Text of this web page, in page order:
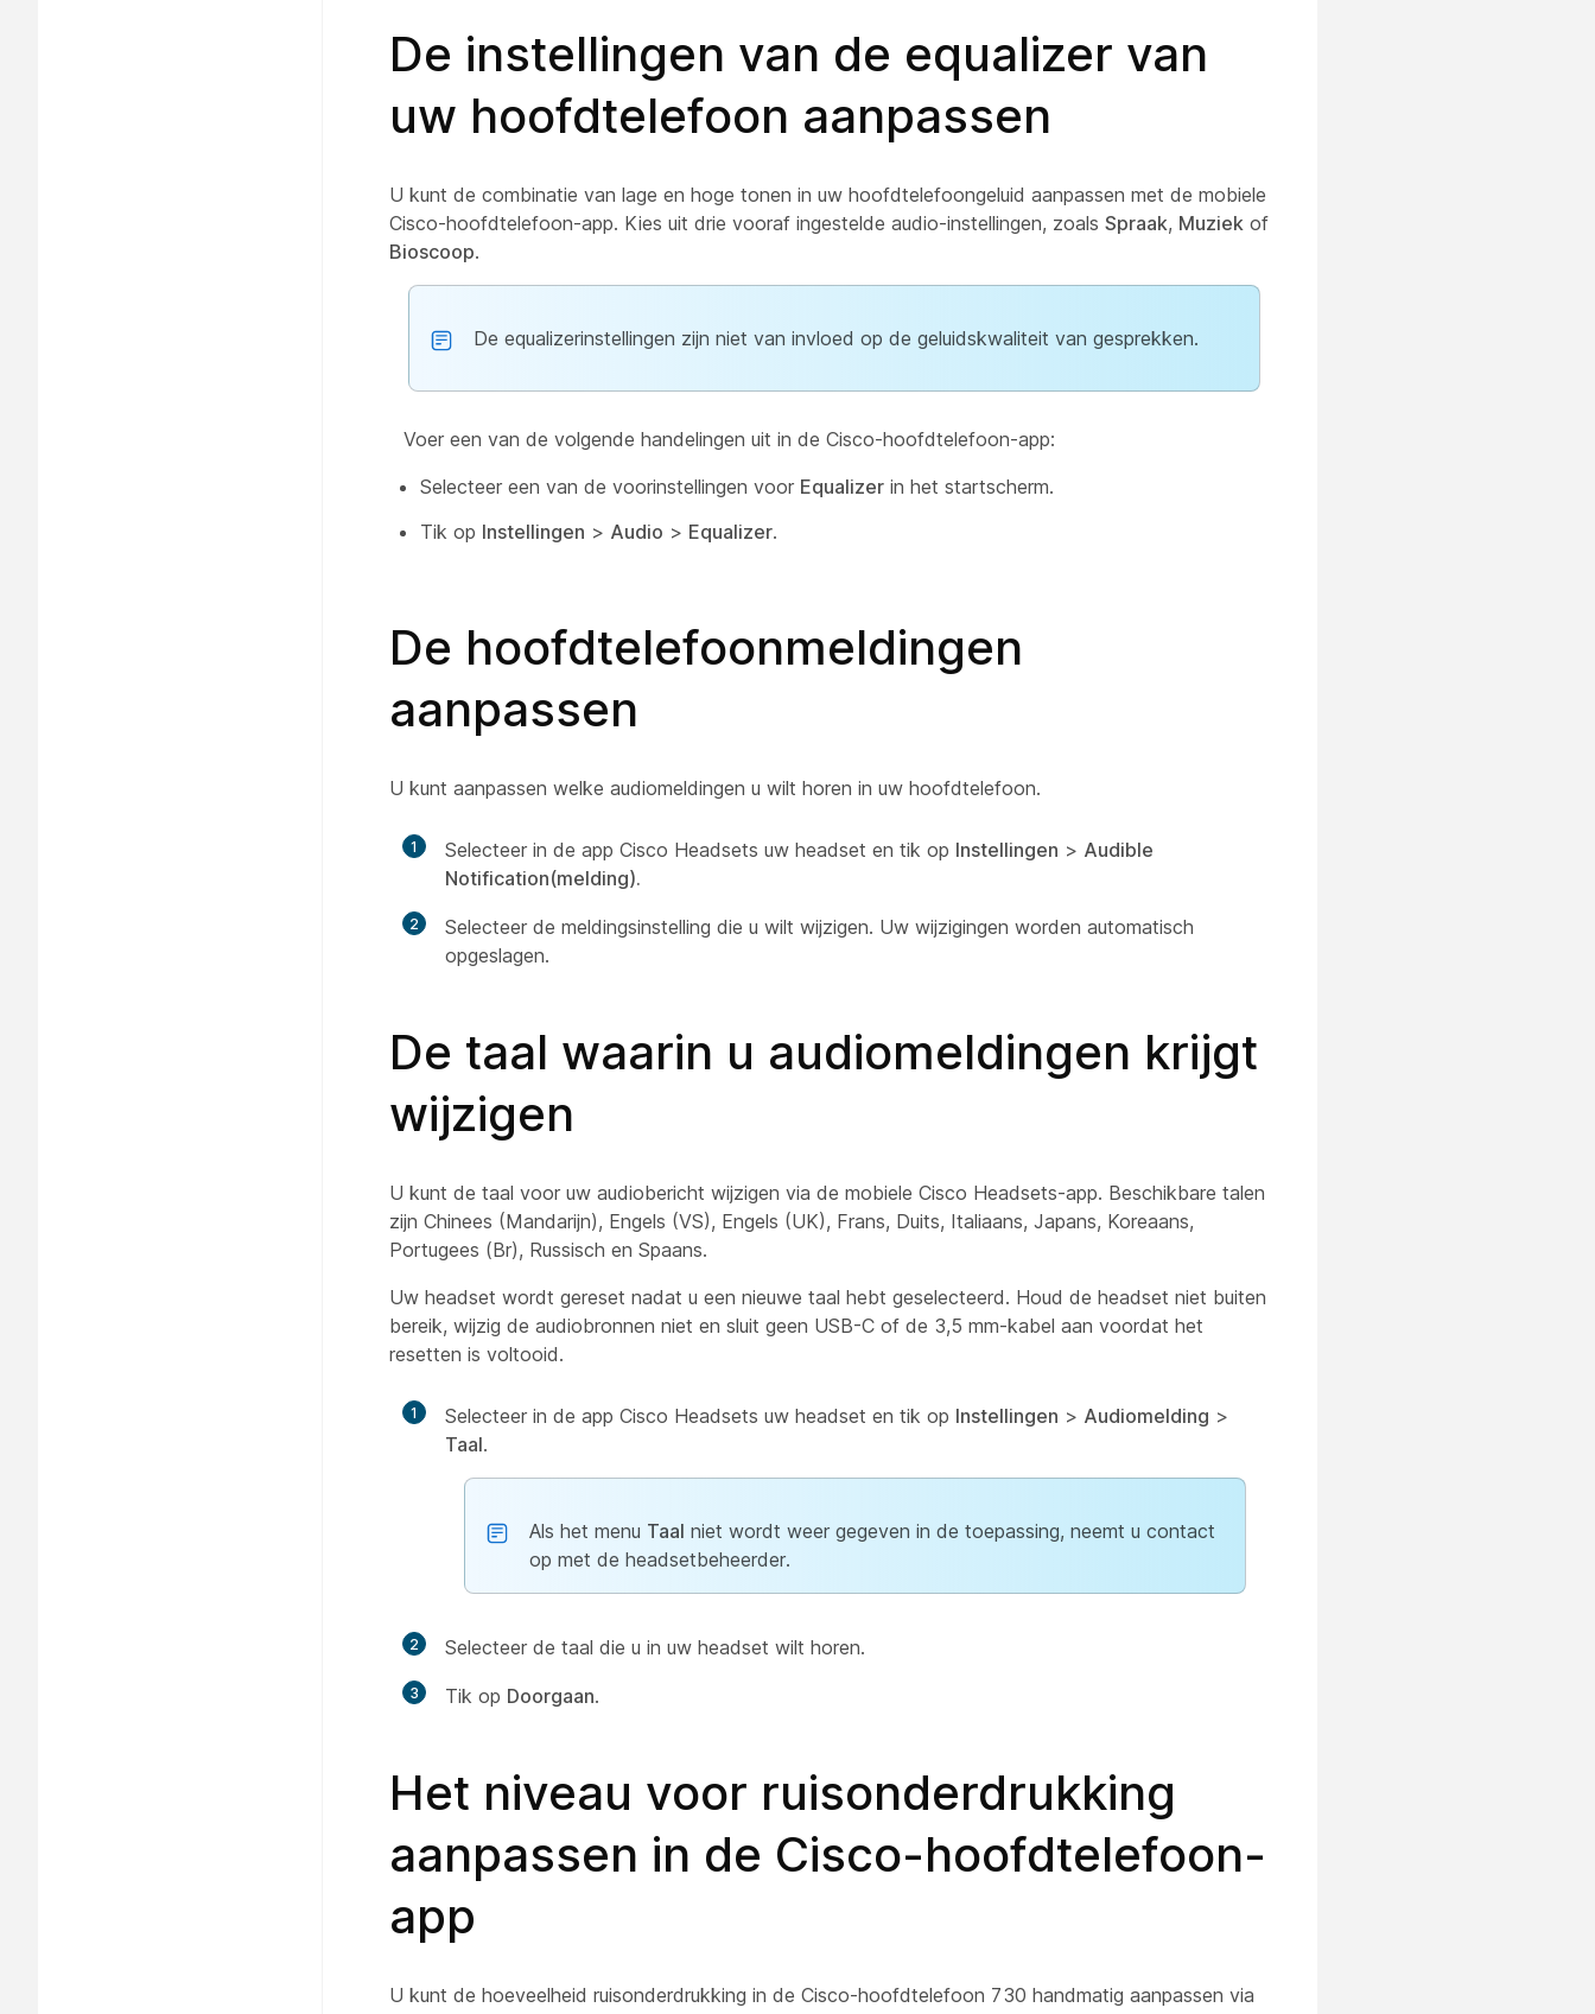
De instellingen van de equalizer van
uw hoofdtelefoon aanpassen
U kunt de combinatie van lage en hoge tonen in uw hoofdtelefoongeluid aanpassen met de mobiele
Cisco-hoofdtelefoon-app. Kies uit drie vooraf ingestelde audio-instellingen, zoals Spraak, Muziek of
Bioscoop.
De equalizerinstellingen zijn niet van invloed op de geluidskwaliteit van gesprekken.
Voer een van de volgende handelingen uit in de Cisco-hoofdtelefoon-app:
Selecteer een van de voorinstellingen voor Equalizer in het startscherm.
Tik op Instellingen > Audio > Equalizer.
De hoofdtelefoonmeldingen
aanpassen
U kunt aanpassen welke audiomeldingen u wilt horen in uw hoofdtelefoon.
1 Selecteer in de app Cisco Headsets uw headset en tik op Instellingen > Audible
Notification(melding).
2
Selecteer de meldingsinstelling die u wilt wijzigen. Uw wijzigingen worden automatisch
opgeslagen.
De taal waarin u audiomeldingen krijgt
wijzigen
U kunt de taal voor uw audiobericht wijzigen via de mobiele Cisco Headsets-app. Beschikbare talen
zijn Chinees (Mandarijn), Engels (VS), Engels (UK), Frans, Duits, Italiaans, Japans, Koreaans,
Portugees (Br), Russisch en Spaans.
Uw headset wordt gereset nadat u een nieuwe taal hebt geselecteerd. Houd de headset niet buiten
bereik, wijzig de audiobronnen niet en sluit geen USB-C of de 3,5 mm-kabel aan voordat het
resetten is voltooid.
1 Selecteer in de app Cisco Headsets uw headset en tik op Instellingen > Audiomelding >
Taal.
Als het menu Taal niet wordt weer gegeven in de toepassing, neemt u contact
op met de headsetbeheerder.
2 Selecteer de taal die u in uw headset wilt horen.
3 Tik op Doorgaan.
Het niveau voor ruisonderdrukking
aanpassen in de Cisco-hoofdtelefoon-
app
U kunt de hoeveelheid ruisonderdrukking in de Cisco-hoofdtelefoon 730 handmatig aanpassen via